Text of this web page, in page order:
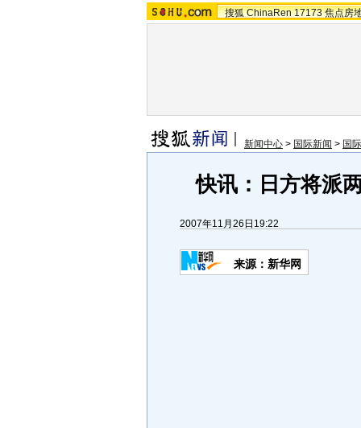
搜狐 ChinaRen 17173 焦点房
新闻中心 > 国际新闻 > 国
快讯：日方将派
2007年11月26日19:22
来源：新华网